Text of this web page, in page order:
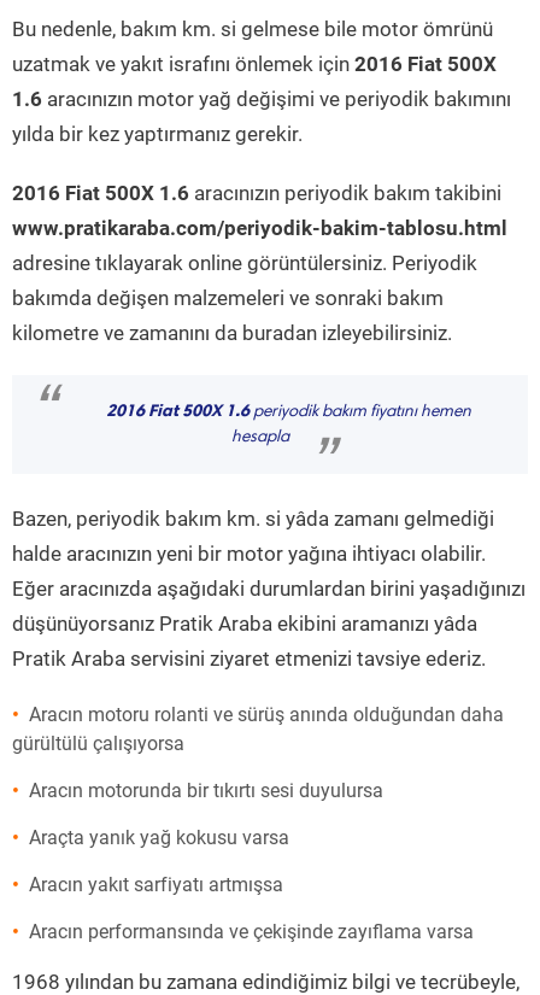
Bu nedenle, bakım km. si gelmese bile motor ömrünü
uzatmak ve yakıt israfını önlemek için 2016 Fiat 500X
1.6 aracınızın motor yağ değişimi ve periyodik bakımını
yılda bir kez yaptırmanız gerekir.
2016 Fiat 500X 1.6 aracınızın periyodik bakım takibini
www.pratikaraba.com/periyodik-bakim-tablosu.html
adresine tıklayarak online görüntülersiniz. Periyodik
bakımda değişen malzemeleri ve sonraki bakım
kilometre ve zamanını da buradan izleyebilirsiniz.
“ 2016 Fiat 500X 1.6periyodik bakım fiyatını hemen
hesapla
”
Bazen, periyodik bakım km. si yâda zamanı gelmediği
halde aracınızın yeni bir motor yağına ihtiyacı olabilir.
Eğer aracınızda aşağıdaki durumlardan birini yaşadığınızı
düşünüyorsanız Pratik Araba ekibini aramanızı yâda
Pratik Araba servisini ziyaret etmenizi tavsiye ederiz.
Aracın motoru rolanti ve sürüş anında olduğundan daha
gürültülü çalışıyorsa
Aracın motorunda bir tıkırtı sesi duyulursa
Araçta yanık yağ kokusu varsa
Aracın yakıt sarfiyatı artmışsa
Aracın performansında ve çekişinde zayıflama varsa
1968 yılından bu zamana edindiğimiz bilgi ve tecrübeyle,